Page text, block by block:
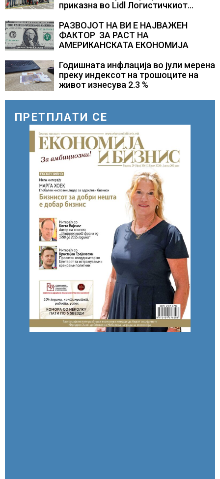
приказна во Lidl Логистичкиот
РАЗВОЈОТ НА ВИ Е НАЈВАЖЕН
ФАКТОР ЗА РАСТ НА
АМЕРИКАНСКАТА ЕКОНОМИЈА
Годишната инфлација во јули мерена
преку индексот на трошоците на
живот изнесува 2.3 %
ПРЕТПЛАТИ СЕ